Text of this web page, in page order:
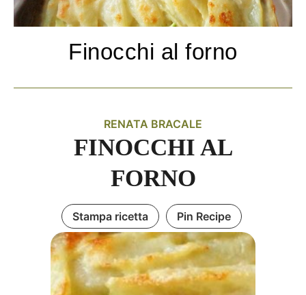
Finocchi al forno
RENATA BRACALE
FINOCCHI AL
FORNO
Stampa ricetta Pin Recipe